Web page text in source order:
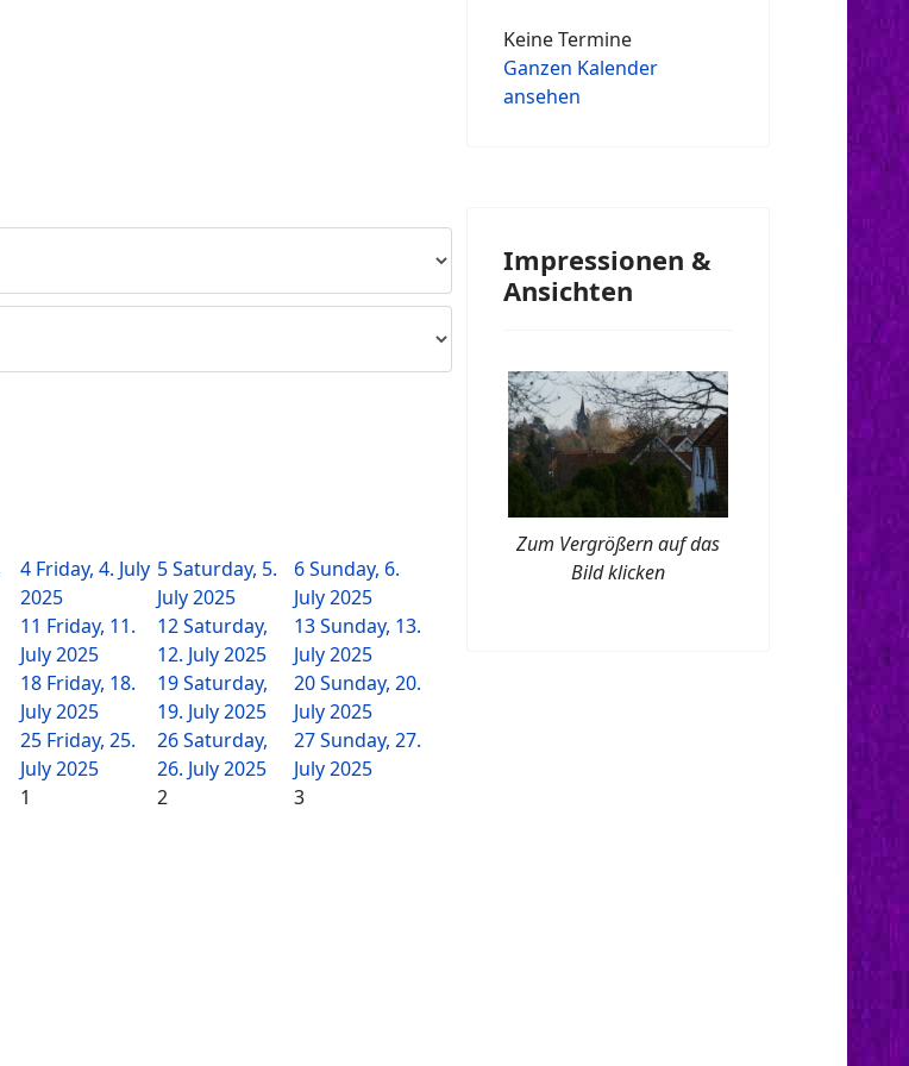
4 Friday, 4. July
2025
5Saturday, 5.
July 2025
6Sunday, 6.
July 2025
11 Friday, 11.
July 2025
12Saturday,
12. July 2025
13Sunday, 13.
July 2025
18 Friday, 18.
July 2025
19Saturday,
19. July 2025
20Sunday, 20.
July 2025
25 Friday, 25.
July 2025
26Saturday,
26. July 2025
27Sunday, 27.
July 2025
1 2 3
Keine Termine
Ganzen Kalender
ansehen
Impressionen &
Ansichten
Zum Vergrößern auf das
Bild klicken